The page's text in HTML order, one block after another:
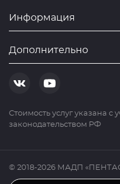
Информация
Дополнительно
Cтоимость услуг указана с
законодательством РФ
© 2018-2026 МАДП